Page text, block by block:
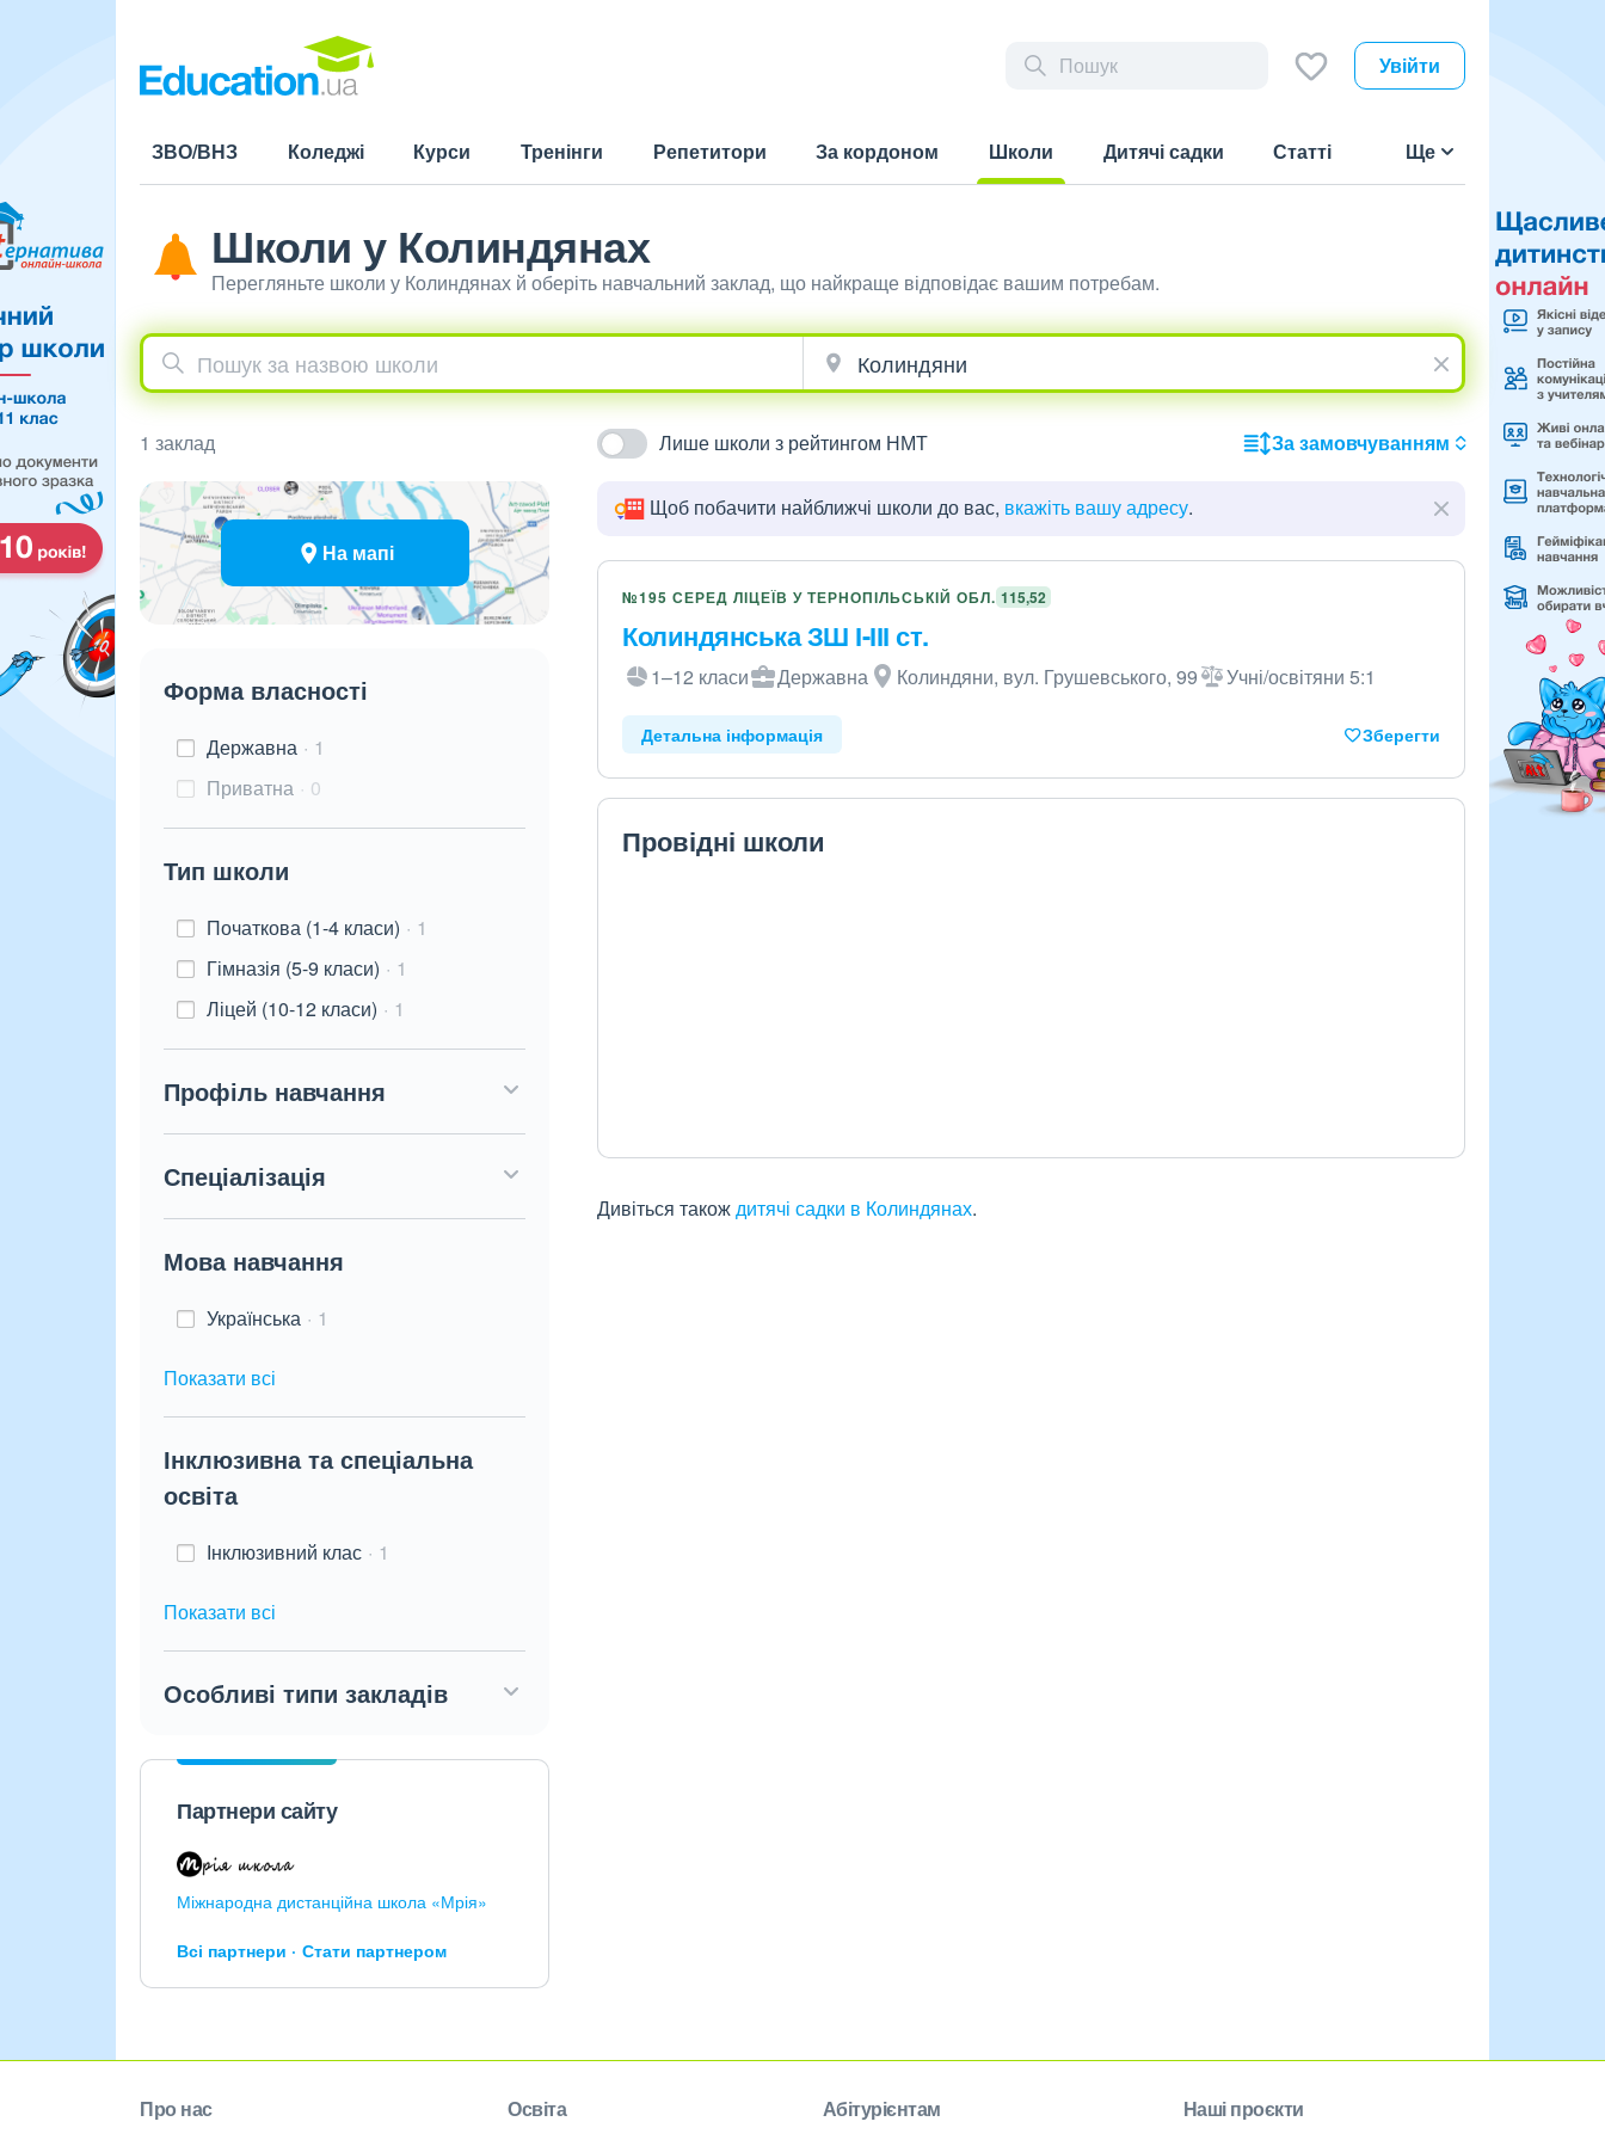
Увійти
ЗВО/ВНЗ Коледжі Курси Тренінги Репетитори За кордоном
Школи
Дитячі садки Статті Ще
Школи у Колиндянах
Перегляньте школи у Колиндянах й оберіть навчальний заклад, що найкраще відповідає вашим потребам.
1 заклад Лише школи з рейтингом НМТ За замовчуванням
На мапі
Форма власності
Державна
1
Приватна
0
Тип школи
Початкова (1-4 класи)
1
Гімназія (5-9 класи)
1
Ліцей (10-12 класи)
1
Профіль навчання
Спеціалізація
Мова навчання
Українська 1
Показати всі
Інклюзивна та спеціальна
освіта
Інклюзивний клас 1
Показати всі
Особливі типи закладів
Партнери сайту
Міжнародна дистанційна школа «Мрія»
Всі партнери Стати партнером
Щоб побачити найближчі школи до вас, вкажіть вашу адресу.
№195 СЕРЕД ЛІЦЕЇВ У ТЕРНОПІЛЬСЬКІЙ ОБЛ. 115,52
Колиндянська ЗШ І-ІІІ ст.
1–12 класи Державна Колиндяни, вул. Грушевського, 99 Учні/освітяни 5:1
Детальна інформація Зберегти
Провідні школи
Дивіться такождитячі садки в Колиндянах.
Про нас Освіта Абітурієнтам Наші проєкти